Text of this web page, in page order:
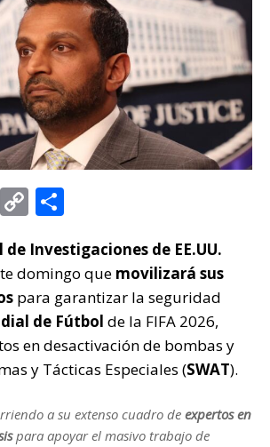
T C
p
y
Li
n
k
m
p
ar
ti
r
de Investigaciones de EE.UU.
domingo que movilizará sus
para garantizar la seguridad
de Fútbol de la FIFA 2026,
en desactivación de bombas y
y Tácticas Especiales (SWAT).
a su extenso cuadro de expertos en
para apoyar el masivo trabajo de